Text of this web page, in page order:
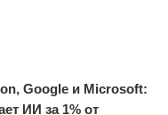
Google и Microsoft:
ИИ за 1% от